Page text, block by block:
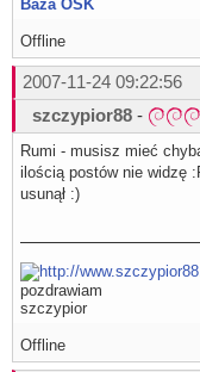
Baza OSK
Offline
2007-11-24 09:22:56
szczypior88 -
Rumi - musisz mieć
ilością postów nie widzę
usunął :)
pozdrawiam
szczypior
Offline